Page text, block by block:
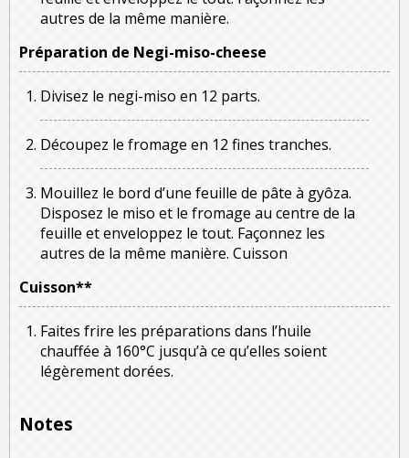
autres de la même manière.
Préparation de Negi-miso-cheese
Divisez le negi-miso en 12 parts.
Découpez le fromage en 12 fines tranches.
Mouillez le bord d’une feuille de pâte à gyôza.
Disposez le miso et le fromage au centre de la
feuille et enveloppez le tout. Façonnez les
autres de la même manière. Cuisson
Cuisson**
Faites frire les préparations dans l’huile
chauffée à 160°C jusqu’à ce qu’elles soient
légèrement dorées.
Notes